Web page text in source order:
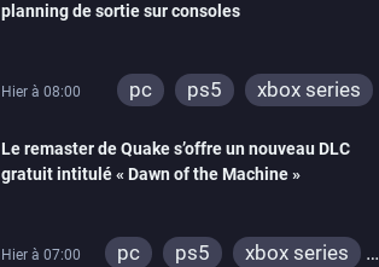
planning de sortie sur consoles
Hier à 08:00 pc ps5 xbox series
Le remaster de Quake s’offre un nouveau DLC
gratuit intitulé « Dawn of the Machine »
Hier à 07:00 pc ps5
xbox series